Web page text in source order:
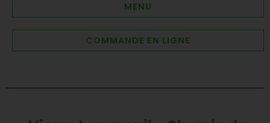
MENU
COMMANDE EN LIGNE